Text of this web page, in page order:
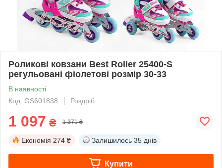
Роликові ковзани Best Roller 25400-S
регульовані фіолетові розмір 30-33
В наявності
Код: GS601838
Роздріб
1 097 ₴ 1 371 ₴
Економія 274 ₴ Залишилось 35 днів
Купити